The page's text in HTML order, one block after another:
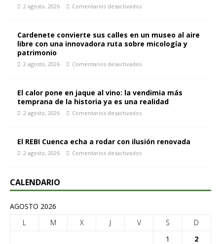
2 agosto, 2026 Comentarios desactivados
Cardenete convierte sus calles en un museo al aire
libre con una innovadora ruta sobre micología y
patrimonio
2 agosto, 2026 Comentarios desactivados
El calor pone en jaque al vino: la vendimia más
temprana de la historia ya es una realidad
2 agosto, 2026 Comentarios desactivados
El REBI Cuenca echa a rodar con ilusión renovada
2 agosto, 2026 Comentarios desactivados
CALENDARIO
AGOSTO 2026
L
M X J V S
D
1
2